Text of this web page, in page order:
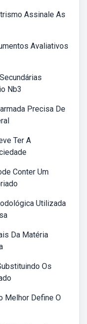
Assinale As
Avaliativos
Nb3
Precisa De
Ter A
Conter Um
Utilizada
Da Matéria
Os
Melhor Define O